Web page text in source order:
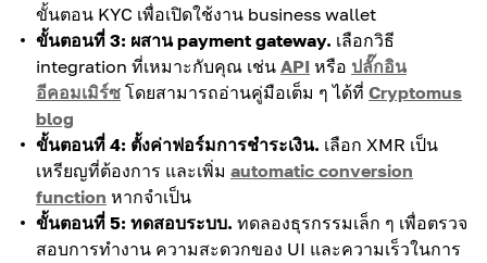
ขั้นตอน KYC เพื่อเปิดใช้งาน business wallet
ขั้นตอนที่ 3: ผสาน payment gateway. เลือกวิธี
integration ที่เหมาะกับคุณ เช่น API หรือ ปลั๊กอิน
อีคอมเมิร์ซ โดยสามารถอ่านคู่มือเต็ม ๆ ได้ที่ Cryptomus
blog
ขั้นตอนที่ 4: ตั้งค่าฟอร์มการชำระเงิน. เลือก XMR เป็น
เหรียญที่ต้องการ และเพิ่ม automatic conversion
function หากจำเป็น
ขั้นตอนที่ 5: ทดสอบระบบ. ทดลองธุรกรรมเล็ก ๆ เพื่อตรวจ
สอบการทำงาน ความสะดวกของ UI และความเร็วในการ